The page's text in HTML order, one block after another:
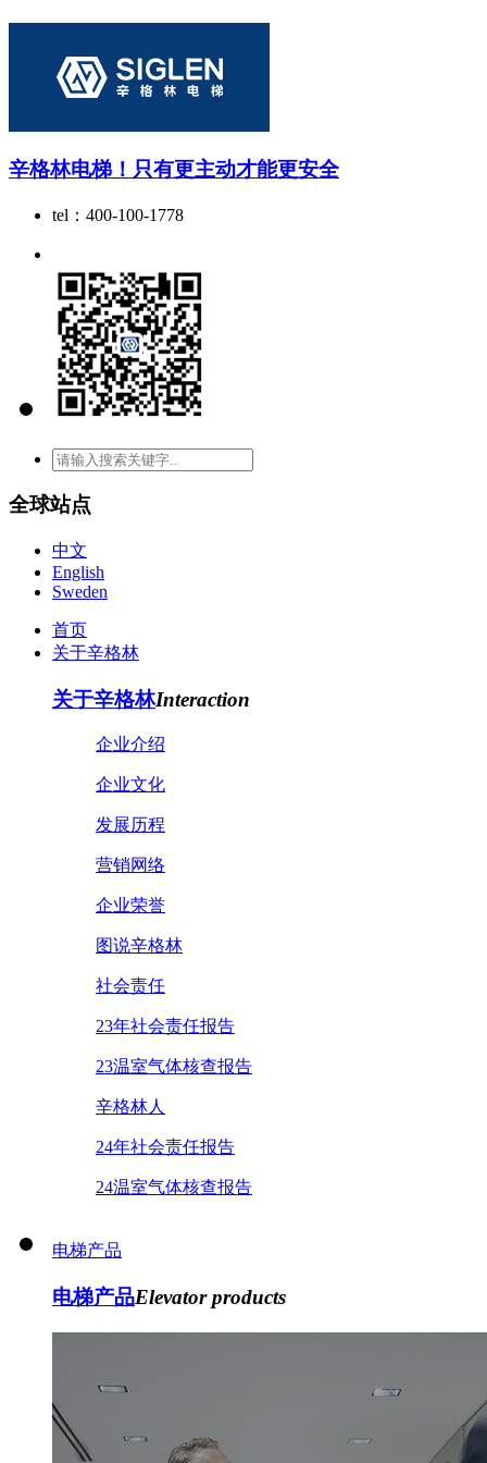
辛格林电梯！只有更主动才能更安全
tel：400-100-1778
全球站点
中文
English
Sweden
首页
关于辛格林
关于辛格林Interaction
企业介绍
企业文化
发展历程
营销网络
企业荣誉
图说辛格林
社会责任
23年社会责任报告
23温室气体核查报告
辛格林人
24年社会责任报告
24温室气体核查报告
电梯产品
电梯产品Elevator products